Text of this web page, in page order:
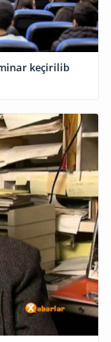
keçirilib